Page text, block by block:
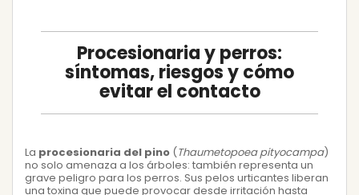
Procesionaria y perros:
síntomas, riesgos y cómo
evitar el contacto
La procesionaria del pino (Thaumetopoea pityocampa)
no solo amenaza a los árboles: también representa un
grave peligro para los perros. Sus pelos urticantes liberan
una toxina que puede provocar desde irritación hasta